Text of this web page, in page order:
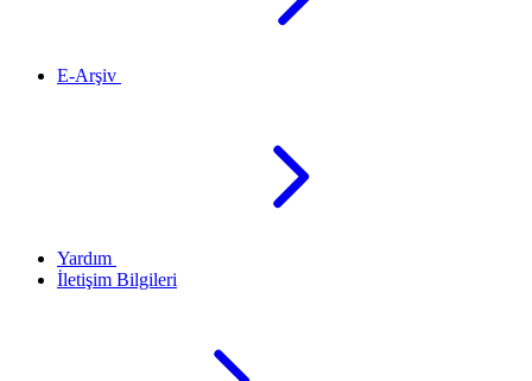
E-Arşiv
Yardım
İletişim Bilgileri